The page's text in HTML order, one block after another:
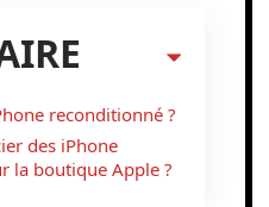
reconditionné ?
des iPhone
la boutique Apple ?